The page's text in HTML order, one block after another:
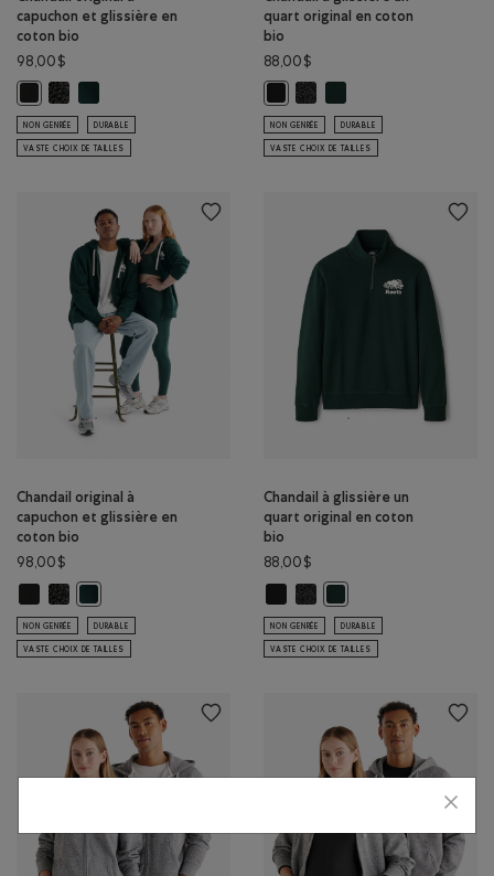
capuchon et glissière en
coton bio
98,00$
Chandail original à capuchon et glissière en coton bio: NOIR Couleur
Chandail original à capuchon et glissière en coton bio: POIVRE
Chandail original à capuchon et glissière en coton bio: VARSITY
NON GENRÉE DURABLE
VASTE CHOIX DE TAILLES
quart original en coton
bio
88,00$
Chandail à glissière un quart
Chandail à glissière un quart
NON GENRÉE DURABLE
VASTE CHOIX DE TAILLES
Chandail original à
capuchon et glissière en
coton bio
98,00$
Chandail original à capuchon et glissière en coton bio: NOIR Couleur
Chandail original à capuchon et glissière en coton bio: POIVRE
Chandail original à capuchon et glissière en coton bio: VARSITY
NON GENRÉE DURABLE
VASTE CHOIX DE TAILLES
Chandail à glissière un
quart original en coton
bio
88,00$
Chandail à glissière un quart
Chandail à glissière un quart
NON GENRÉE DURABLE
VASTE CHOIX DE TAILLES